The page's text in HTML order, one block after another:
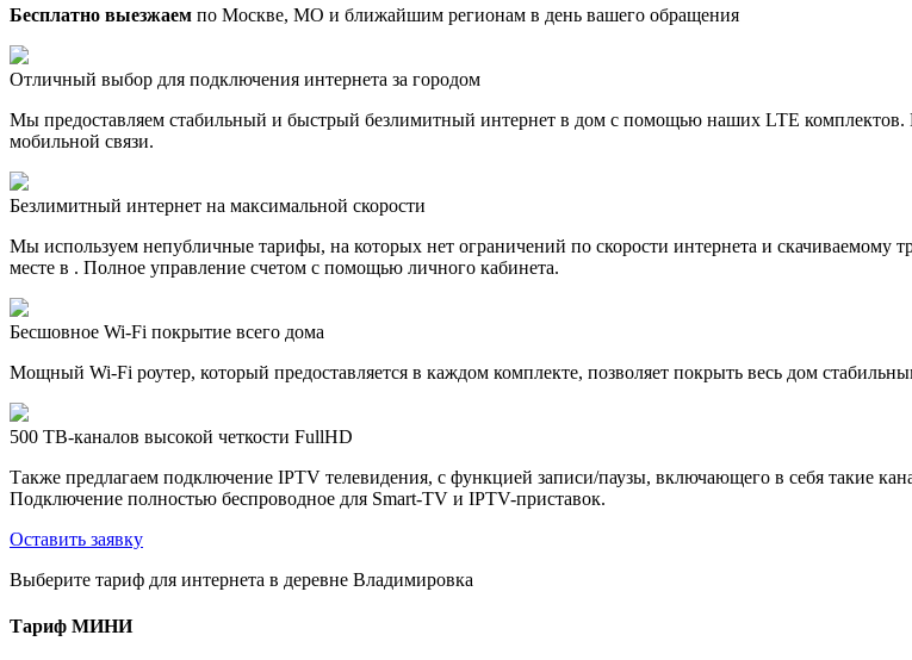
Бесплатно выезжаем по Москве, МО и ближайшим регионам в день вашего обращения
Отличный выбор для подключения интернета за городом
Мы предоставляем стабильный и быстрый безлимитный интернет в дом с помощью наших LTE
мобильной связи.
Безлимитный интернет на максимальной скорости
Мы используем непубличные тарифы, на которых нет ограничений по скорости интернета и скачиваемому
месте в . Полное управление счетом с помощью личного кабинета.
Бесшовное Wi-Fi покрытие всего дома
Мощный Wi-Fi роутер, который предоставляется в каждом комплекте, позволяет покрыть весь дом
500 ТВ-каналов высокой четкости FullHD
Также предлагаем подключение IPTV телевидения, с функцией записи/паузы, включающего в себя такие
Подключение полностью беспроводное для Smart-TV и IPTV-приставок.
Оставить заявку
Выберите тариф для интернета в деревне Владимировка
Тариф МИНИ